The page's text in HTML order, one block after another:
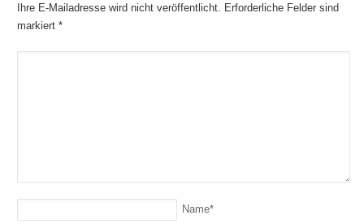
Ihre E-Mailadresse wird nicht veröffentlicht. Erforderliche Felder sind
markiert*
Name*